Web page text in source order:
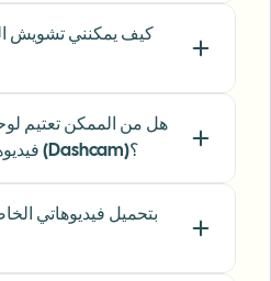
content — selective
plate hiding
filters, but the adaptive
كيف يمكنني تشويش
هل من الممكن تعتيم
فيديوهات كاميرا لوحة القيادة (Dashcam)؟